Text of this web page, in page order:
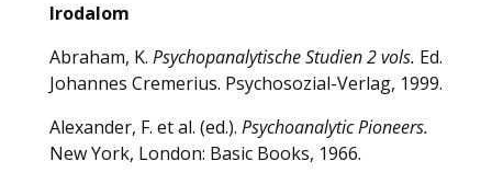
Irodalom
Abraham, K. Psychopanalytische Studien 2 vols. Ed.
Johannes Cremerius. Psychosozial-Verlag, 1999.
Alexander, F. et al. (ed.). Psychoanalytic Pioneers.
New York, London: Basic Books, 1966.